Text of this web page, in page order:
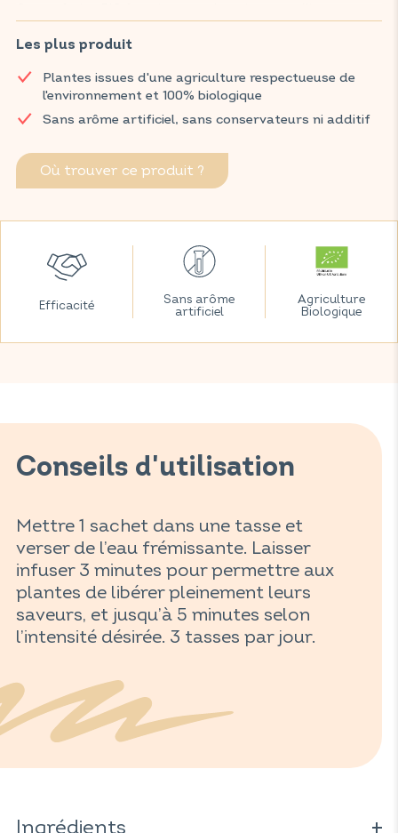
sommeil grâce à la camomille. La camomille est une plante
fétiche de l’herboristerie, utilisée traditionnellement depuis
système digestif et pour favoriser la relaxation et le bien-être.
Retrouvez vos produits VITAVEA SANTÉ dans votre pharmacie
et parapharmacie habituelles.
Les plus produit
Plantes issues d'une agriculture respectueuse de
l'environnement et 100% biologique
Sans arôme artificiel, sans conservateurs ni additif
Où trouver ce produit ?
Efficacité
Sans arôme
artificiel
Agriculture
Biologique
Conseils d'utilisation
Mettre 1 sachet dans une tasse et
verser de l’eau frémissante. Laisser
infuser 3 minutes pour permettre aux
plantes de libérer pleinement leurs
saveurs, et jusqu’à 5 minutes selon
l’intensité désirée. 3 tasses par jour.
Ingrédients